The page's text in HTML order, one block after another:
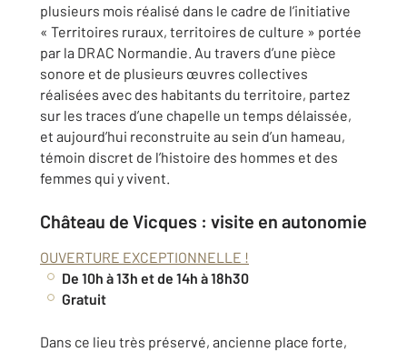
plusieurs mois réalisé dans le cadre de l’initiative
« Territoires ruraux, territoires de culture » portée
par la DRAC Normandie. Au travers d’une pièce
sonore et de plusieurs œuvres collectives
réalisées avec des habitants du territoire, partez
sur les traces d’une chapelle un temps délaissée,
et aujourd’hui reconstruite au sein d’un hameau,
témoin discret de l’histoire des hommes et des
femmes qui y vivent.
Château de Vicques : visite en autonomie
OUVERTURE EXCEPTIONNELLE !
De 10h à 13h et de 14h à 18h30
Gratuit
Dans ce lieu très préservé, ancienne place forte,